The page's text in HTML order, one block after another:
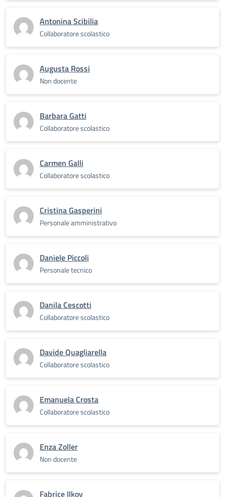
Antonina Scibilia
Collaboratore scolastico
Augusta Rossi
Non docente
Barbara Gatti
Collaboratore scolastico
Carmen Galli
Collaboratore scolastico
Cristina Gasperini
Personale amministrativo
Daniele Piccoli
Personale tecnico
Danila Cescotti
Collaboratore scolastico
Davide Quagliarella
Collaboratore scolastico
Emanuela Crosta
Collaboratore scolastico
Enza Zoller
Non docente
Fabrice Ilkov